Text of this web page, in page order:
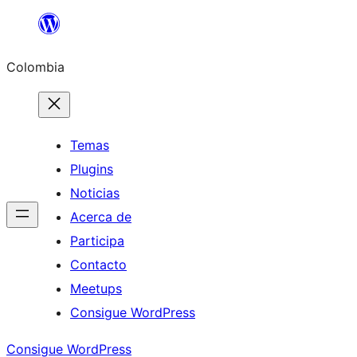
Saltar
contenido
Colombia
Temas
Plugins
Noticias
Acerca de
Participa
Contacto
Meetups
Consigue WordPress
Consigue WordPress